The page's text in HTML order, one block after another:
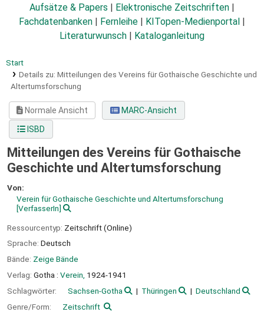
Aufsätze & Papers
Elektronische Zeitschriften
Fachdatenbanken
Fernleihe KITopen-Medienportal
Literaturwunsch
Kataloganleitung
Start
Details zu: Mitteilungen des Vereins für Gothaische Geschichte und
Altertumsforschung
Normale Ansicht
MARC-Ansicht
ISBD
Mitteilungen des Vereins für Gothaische
Geschichte und Altertumsforschung
Von:
Verein für Gothaische Geschichte und Altertumsforschung
[VerfasserIn]
Ressourcentyp: Zeitschrift (Online)
Sprache: Deutsch
Bände: Zeige Bände
Verlag: Gotha : Verein, 1924-1941
Schlagwörter:
Sachsen-Gotha Thüringen
Deutschland
Genre/Form:
Zeitschrift